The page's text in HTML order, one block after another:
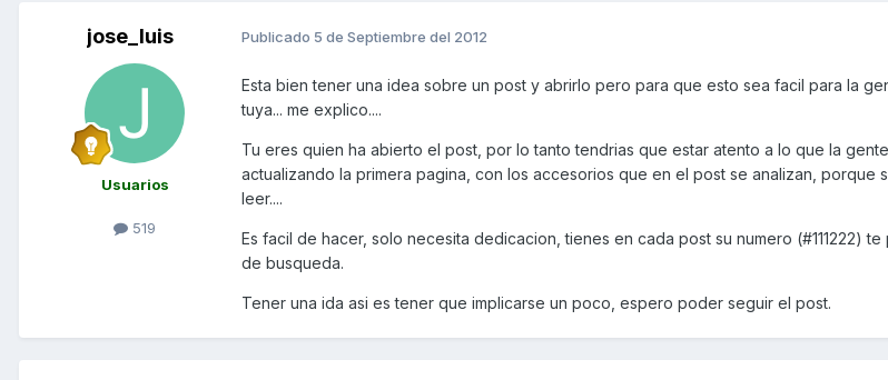
jose_luis
Usuarios
519
Publicado 5 de Septiembre del 2012
Esta bien tener una idea sobre un post y abrirlo pero para que esto sea facil para la
tuya... me explico....
Tu eres quien ha abierto el post, por lo tanto tendrias que estar atento a lo que la
actualizando la primera pagina, con los accesorios que en el post se analizan, porque
leer....
Es facil de hacer, solo necesita dedicacion, tienes en cada post su numero (#111222)
de busqueda.
Tener una ida asi es tener que implicarse un poco, espero poder seguir el post.